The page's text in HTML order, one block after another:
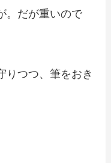
。だが重いので
りつつ、筆をおき